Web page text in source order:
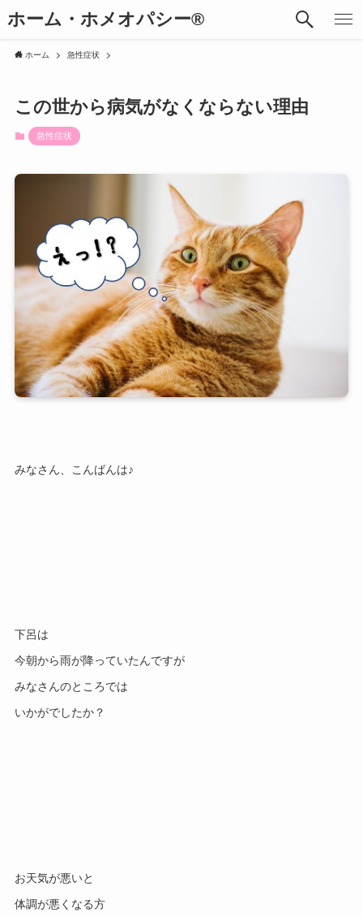
ホーム・ホメオパシー®︎
ホーム 急性症状
この世から病気がなくならない理由
急性症状
みなさん、こんばんは♪
下呂は
今朝から雨が降っていたんですが
みなさんのところでは
いかがでしたか？
お天気が悪いと
体調が悪くなる方